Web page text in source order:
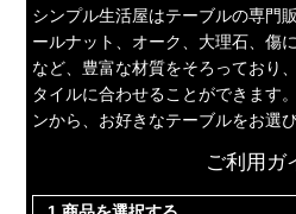
シンプル生活屋はテーブルの専門
ールナット、オーク、大理石、傷
など、豊富な材質をそろっており
タイルに合わせることができます
ンから、お好きなテーブルをお選
ご利用ガ